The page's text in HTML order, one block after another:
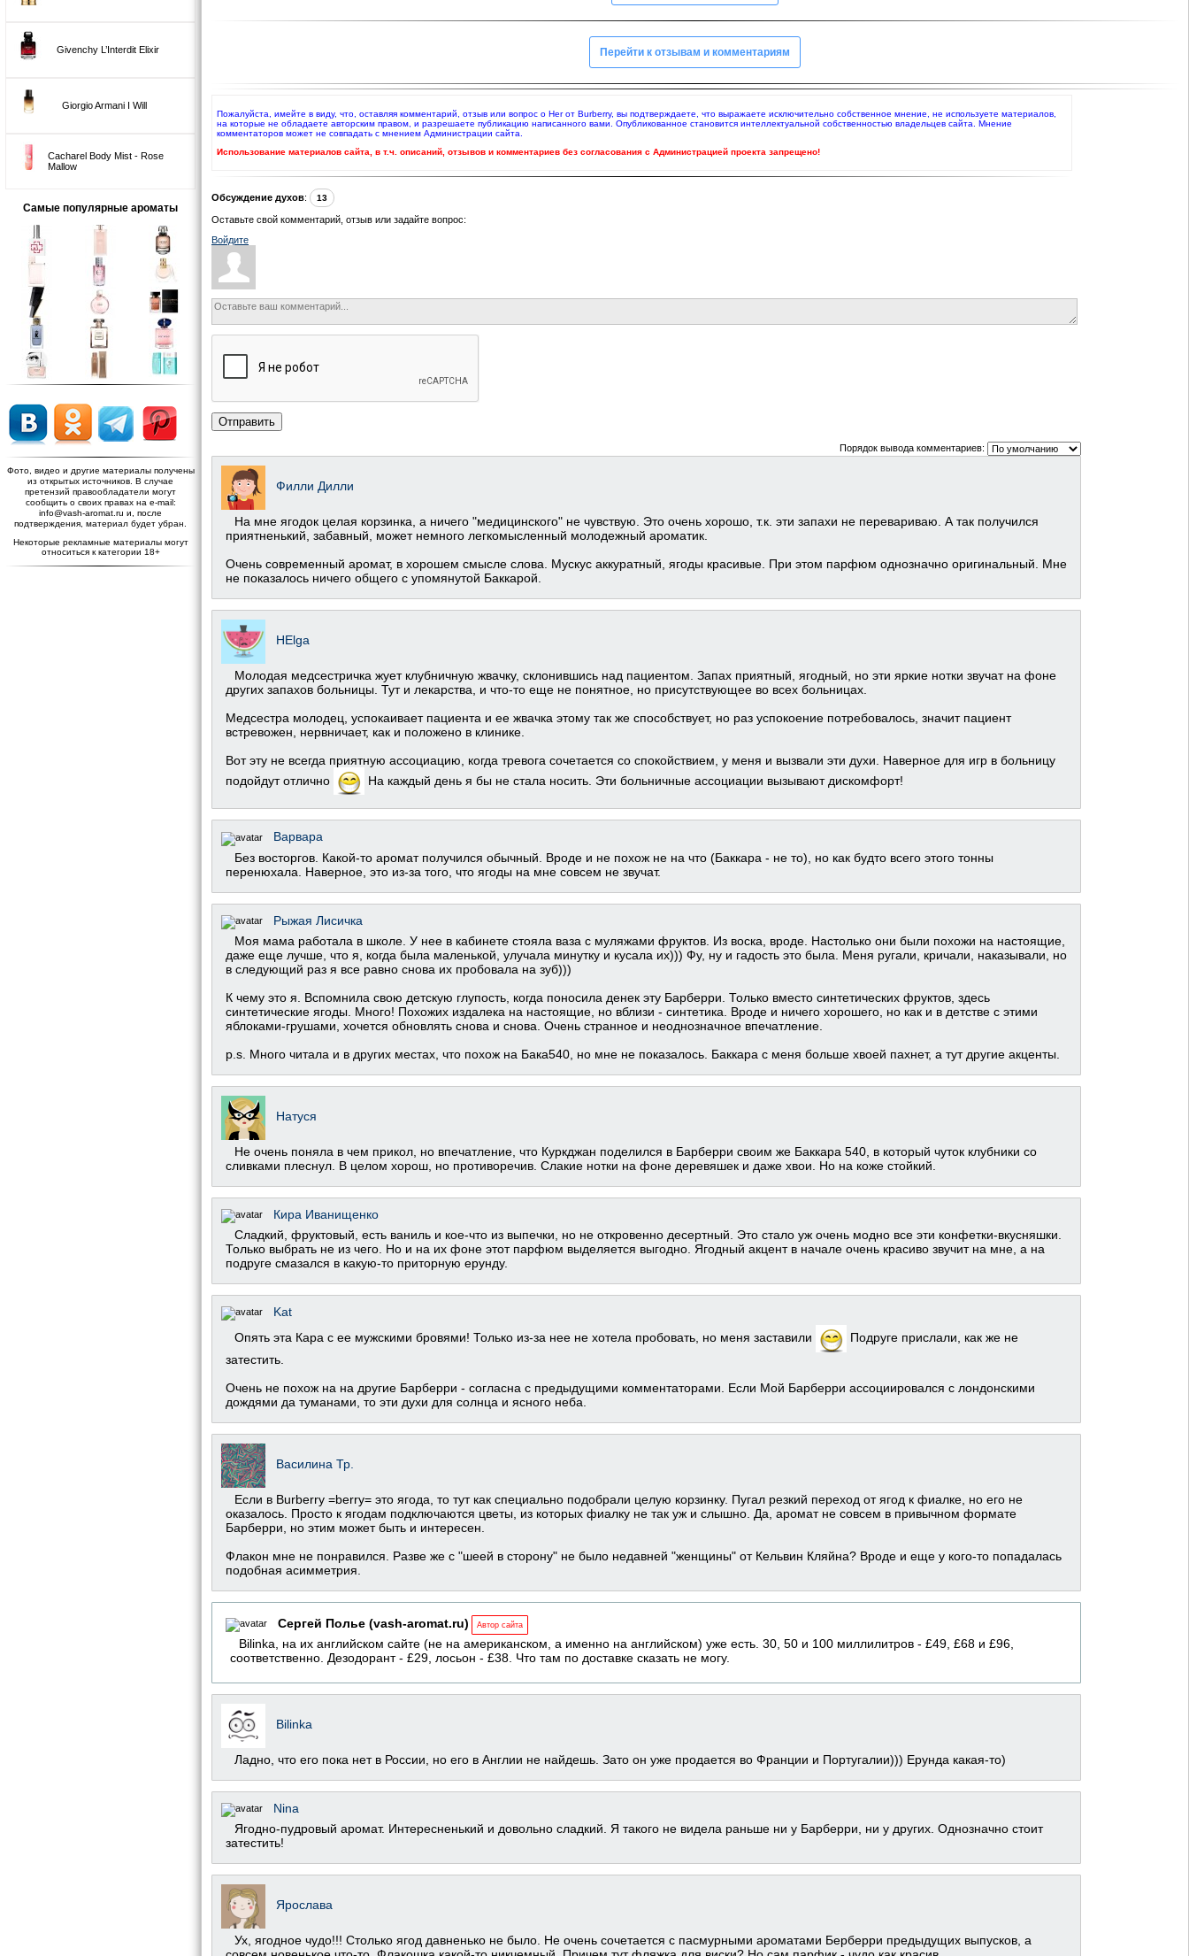
Givenchy L’Interdit Elixir
Giorgio Armani I Will
Cacharel Body Mist - Rose
Mallow
Самые популярные ароматы
Фото, видео и другие материалы получены
из открытых источников. В случае
претензий правообладатели могут
сообщить о своих правах на e-mail:
info@vash-aromat.ru и, после
подтверждения, материал будет убран.
Некоторые рекламные материалы могут
относиться к категории 18+
Перейти к отзывам и комментариям
Пожалуйста, имейте в виду, что, оставляя комментарий, отзыв или вопрос о Her от Burberry, вы подтверждаете, что выражаете исключительно собственное мнение, не используете материалов,
на которые не обладаете авторским правом, и разрешаете публикацию написанного вами. Опубликованное становится интеллектуальной собственностью владельцев сайта. Мнение
комментаторов может не совпадать с мнением Администрации сайта.
Использование материалов сайта, в т.ч. описаний, отзывов и комментариев без согласования с Администрацией проекта запрещено!
Обсуждение духов: 13
Оставьте свой комментарий, отзыв или задайте вопрос:
Войдите
Отправить
Порядок вывода комментариев:
Филли Дилли
На мне ягодок целая корзинка, а ничего "медицинского" не чувствую. Это очень хорошо, т.к. эти запахи не перевариваю. А так получился
приятненький, забавный, может немного легкомысленный молодежный ароматик.
Очень современный аромат, в хорошем смысле слова. Мускус аккуратный, ягоды красивые. При этом парфюм однозначно оригинальный. Мне
не показалось ничего общего с упомянутой Баккарой.
HElga
Молодая медсестричка жует клубничную жвачку, склонившись над пациентом. Запах приятный, ягодный, но эти яркие нотки звучат на фоне
других запахов больницы. Тут и лекарства, и что-то еще не понятное, но присутствующее во всех больницах.
Медсестра молодец, успокаивает пациента и ее жвачка этому так же способствует, но раз успокоение потребовалось, значит пациент
встревожен, нервничает, как и положено в клинике.
Вот эту не всегда приятную ассоциацию, когда тревога сочетается со спокойствием, у меня и вызвали эти духи. Наверное для игр в больницу
подойдут отлично
На каждый день я бы не стала носить. Эти больничные ассоциации вызывают дискомфорт!
Варвара
Без восторгов. Какой-то аромат получился обычный. Вроде и не похож не на что (Баккара - не то), но как будто всего этого тонны
перенюхала. Наверное, это из-за того, что ягоды на мне совсем не звучат.
Рыжая Лисичка
Моя мама работала в школе. У нее в кабинете стояла ваза с муляжами фруктов. Из воска, вроде. Настолько они были похожи на настоящие,
даже еще лучше, что я, когда была маленькой, улучала минутку и кусала их))) Фу, ну и гадость это была. Меня ругали, кричали, наказывали, но
в следующий раз я все равно снова их пробовала на зуб)))
К чему это я. Вспомнила свою детскую глупость, когда поносила денек эту Барберри. Только вместо синтетических фруктов, здесь
синтетические ягоды. Много! Похожих издалека на настоящие, но вблизи - синтетика. Вроде и ничего хорошего, но как и в детстве с этими
яблоками-грушами, хочется обновлять снова и снова. Очень странное и неоднозначное впечатление.
p.s. Много читала и в других местах, что похож на Бака540, но мне не показалось. Баккара с меня больше хвоей пахнет, а тут другие акценты.
Натуся
Не очень поняла в чем прикол, но впечатление, что Куркджан поделился в Барберри своим же Баккара 540, в который чуток клубники со
сливками плеснул. В целом хорош, но противоречив. Слакие нотки на фоне деревяшек и даже хвои. Но на коже стойкий.
Кира Иванищенко
Сладкий, фруктовый, есть ваниль и кое-что из выпечки, но не откровенно десертный. Это стало уж очень модно все эти конфетки-вкусняшки.
Только выбрать не из чего. Но и на их фоне этот парфюм выделяется выгодно. Ягодный акцент в начале очень красиво звучит на мне, а на
подруге смазался в какую-то приторную ерунду.
Kat
Опять эта Кара с ее мужскими бровями! Только из-за нее не хотела пробовать, но меня заставили
Подруге прислали, как же не
затестить.
Очень не похож на на другие Барберри - согласна с предыдущими комментаторами. Если Мой Барберри ассоциировался с лондонскими
дождями да туманами, то эти духи для солнца и ясного неба.
Василина Тр.
Если в Burberry =berry= это ягода, то тут как специально подобрали целую корзинку. Пугал резкий переход от ягод к фиалке, но его не
оказалось. Просто к ягодам подключаются цветы, из которых фиалку не так уж и слышно. Да, аромат не совсем в привычном формате
Барберри, но этим может быть и интересен.
Флакон мне не понравился. Разве же с "шеей в сторону" не было недавней "женщины" от Кельвин Кляйна? Вроде и еще у кого-то попадалась
подобная асимметрия.
Сергей Полье (vash-aromat.ru) Автор сайта
Bilinka, на их английском сайте (не на американском, а именно на английском) уже есть. 30, 50 и 100 миллилитров - £49, £68 и £96,
соответственно. Дезодорант - £29, лосьон - £38. Что там по доставке сказать не могу.
Bilinka
Ладно, что его пока нет в России, но его в Англии не найдешь. Зато он уже продается во Франции и Португалии))) Ерунда какая-то)
Nina
Ягодно-пудровый аромат. Интересненький и довольно сладкий. Я такого не видела раньше ни у Барберри, ни у других. Однозначно стоит
затестить!
Ярослава
Ух, ягодное чудо!!! Столько ягод давненько не было. Не очень сочетается с пасмурными ароматами Берберри предыдущих выпусков, а